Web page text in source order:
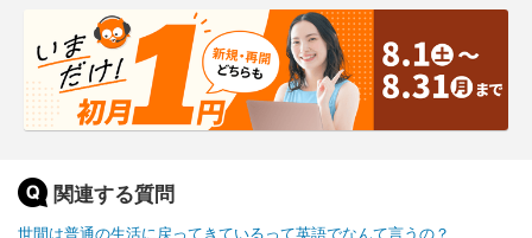
関連する質問
世間は普通の生活に戻ってきているって英語でなんて言うの？